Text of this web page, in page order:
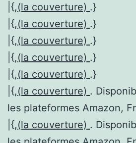
|{,(la couverture) .}
|{,(la couverture) .}
|{,(la couverture) .}
|{,(la couverture) .}
|{,(la couverture) .}
|{,(la couverture) .
les plateformes Amazon,
|{,(la couverture) .